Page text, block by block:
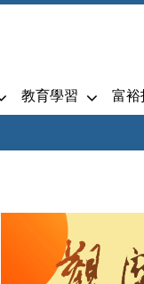
教育學習 富裕